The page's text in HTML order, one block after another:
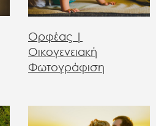
Ορφέας |
Οικογενειακή
Φωτογράφιση